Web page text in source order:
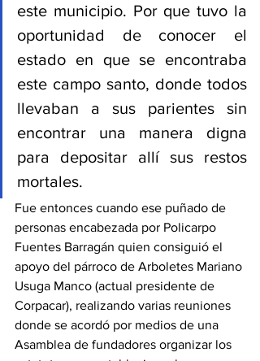
este municipio. Por que tuvo la
oportunidad de conocer el
estado en que se encontraba
este campo santo, donde todos
llevaban a sus parientes sin
encontrar una manera digna
para depositar allí sus restos
mortales.
Fue entonces cuando ese puñado de
personas encabezada por Policarpo
Fuentes Barragán quien consiguió el
apoyo del párroco de Arboletes Mariano
Usuga Manco (actual presidente de
Corpacar), realizando varias reuniones
donde se acordó por medios de una
Asamblea de fundadores organizar los